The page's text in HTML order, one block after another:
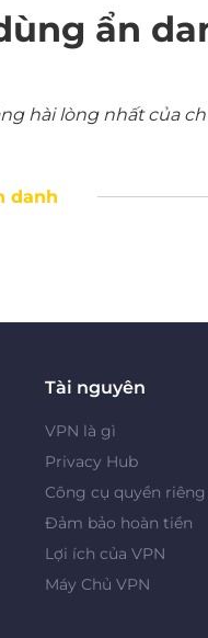
ẩn
hài lòng nhất của
danh
Tài nguyên
VPN là gì
Privacy Hub
Công cụ quyền
Đảm bảo hoàn tiền
Lợi ích của VPN
Máy Chủ VPN